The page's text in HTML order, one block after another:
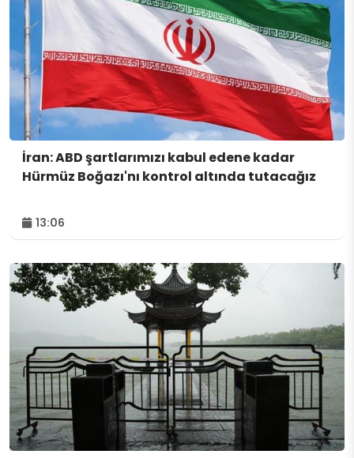
İran: ABD şartlarımızı kabul edene kadar
Hürmüz Boğazı'nı kontrol altında tutacağız
13:06